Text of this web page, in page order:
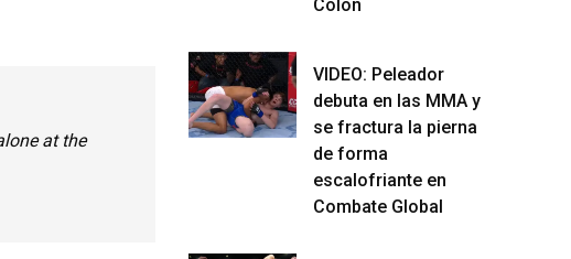
at the
Colon
VIDEO: Peleador
debuta en las MMA y
se fractura la pierna
de forma
escalofriante en
Combate Global